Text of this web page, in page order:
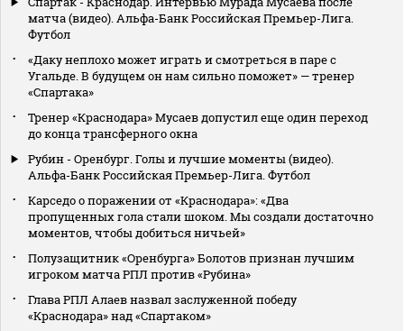
матча (видео). Альфа-Банк Российская Премьер-Лига.
Футбол
«Даку неплохо может играть и смотреться в паре с
Угальде. В будущем он нам сильно поможет» — тренер
«Спартака»
Тренер «Краснодара» Мусаев допустил еще один переход
до конца трансферного окна
Рубин - Оренбург. Голы и лучшие моменты (видео).
Альфа-Банк Российская Премьер-Лига. Футбол
Карседо о поражении от «Краснодара»: «Два
пропущенных гола стали шоком. Мы создали достаточно
моментов, чтобы добиться ничьей»
Полузащитник «Оренбурга» Болотов признан лучшим
игроком матча РПЛ против «Рубина»
Глава РПЛ Алаев назвал заслуженной победу
«Краснодара» над «Спартаком»